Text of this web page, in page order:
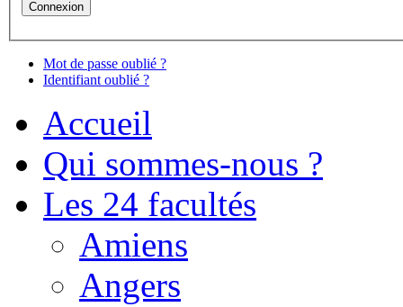
Mot de passe oublié ?
Identifiant oublié ?
Accueil
Qui sommes-nous ?
Les 24 facultés
Amiens
Angers